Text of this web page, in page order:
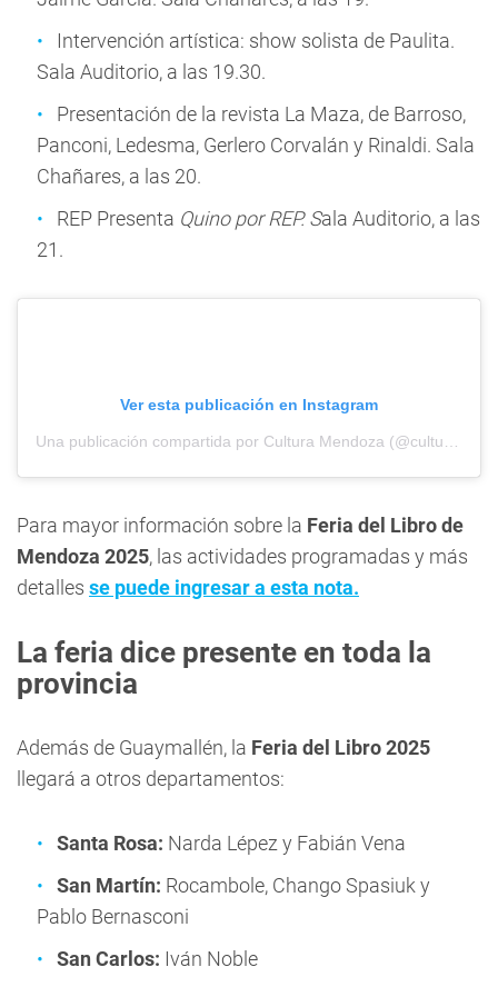
Intervención artística: show solista de Paulita.
Sala Auditorio, a las 19.30.
Presentación de la revista La Maza, de Barroso,
Panconi, Ledesma, Gerlero Corvalán y Rinaldi. Sala
Chañares, a las 20.
REP Presenta Quino por REP. Sala Auditorio, a las
21.
Ver esta publicación en Instagram
Para mayor información sobre la Feria del Libro de
Mendoza 2025, las actividades programadas y más
detalles se puede ingresar a esta nota.
La feria dice presente en toda la
provincia
Además de Guaymallén, la Feria del Libro 2025
llegará a otros departamentos:
Santa Rosa: Narda Lépez y Fabián Vena
San Martín: Rocambole, Chango Spasiuk y
Pablo Bernasconi
San Carlos: Iván Noble